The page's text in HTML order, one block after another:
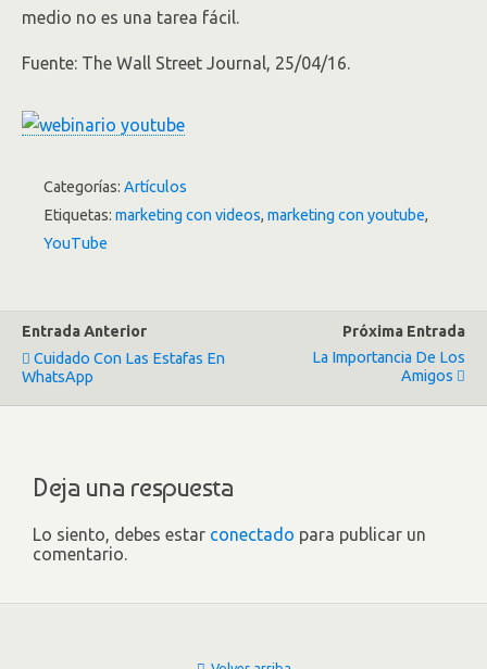
medio no es una tarea fácil.
Fuente: The Wall Street Journal, 25/04/16.
Categorías: Artículos
Etiquetas: marketing con videos, marketing con youtube,
YouTube
Entrada Anterior
Cuidado Con Las Estafas En
WhatsApp
Próxima Entrada
La Importancia De Los
Amigos
Deja una respuesta
Lo siento, debes estar conectado para publicar un
comentario.